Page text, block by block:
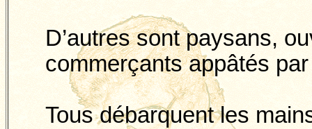
D’autres sont paysans,
commerçants appâtés
Tous débarquent les